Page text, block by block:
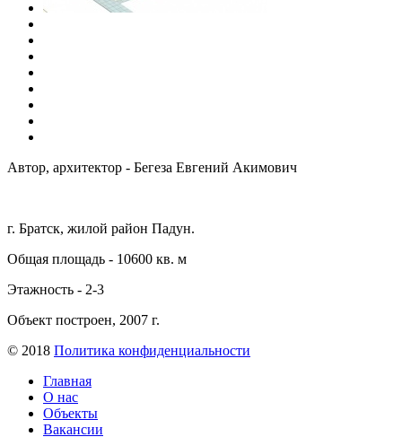
Автор, архитектор - Бегеза Евгений Акимович
г. Братск, жилой район Падун.
Общая площадь - 10600 кв. м
Этажность - 2-3
Объект построен, 2007 г.
© 2018 Политика конфиденциальности
Главная
О нас
Объекты
Вакансии